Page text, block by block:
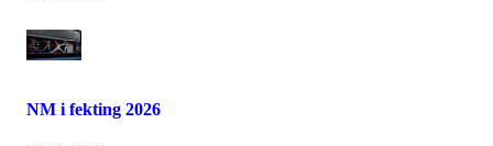
NM i fekting 2026